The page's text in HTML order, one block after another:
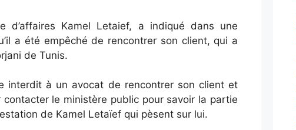
d’affaires Kamel Letaief, a indiqué dans une
a été empêché de rencontrer son client, qui a
de Tunis.
interdit à un avocat de rencontrer son client et
contacter le ministère public pour savoir la partie
de Kamel Letaïef qui pèsent sur lui.